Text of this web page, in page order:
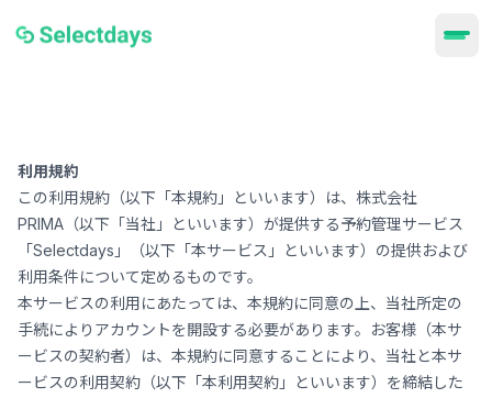
利用規約
この利用規約（以下「本規約」といいます）は、株式会社
PRIMA（以下「当社」といいます）が提供する予約管理サービス
「Selectdays」（以下「本サービス」といいます）の提供および
利用条件について定めるものです。
本サービスの利用にあたっては、本規約に同意の上、当社所定の
手続によりアカウントを開設する必要があります。お客様（本サ
ービスの契約者）は、本規約に同意することにより、当社と本サ
ービスの利用契約（以下「本利用契約」といいます）を締結した